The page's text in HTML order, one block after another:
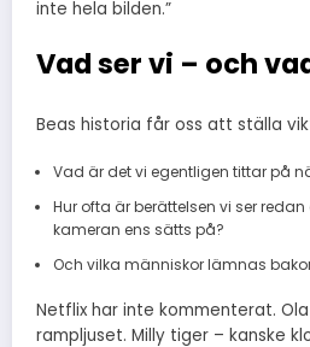
inte hela bilden.”
Vad ser vi – och
Beas historia får oss att ställa
Vad är det vi egentligen tittar på
Hur ofta är berättelsen vi ser
kameran ens sätts på?
Och vilka människor lämnas
Netflix har inte kommenterat.
rampljuset. Milly tiger – kanske